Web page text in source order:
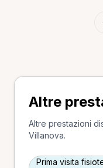
Altre
Altre prestazioni
Villanova.
Prima visita